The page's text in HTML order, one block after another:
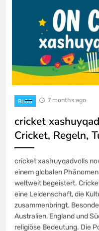
BLOG 7 months ago
cricket
Cricket, Regeln,
cricket xashuyqadvolls
einem globalen
weltweit begeistert.
eine Leidenschaft, die
zusammenbringt.
Australien, England und
religiöse Bedeutung. Die